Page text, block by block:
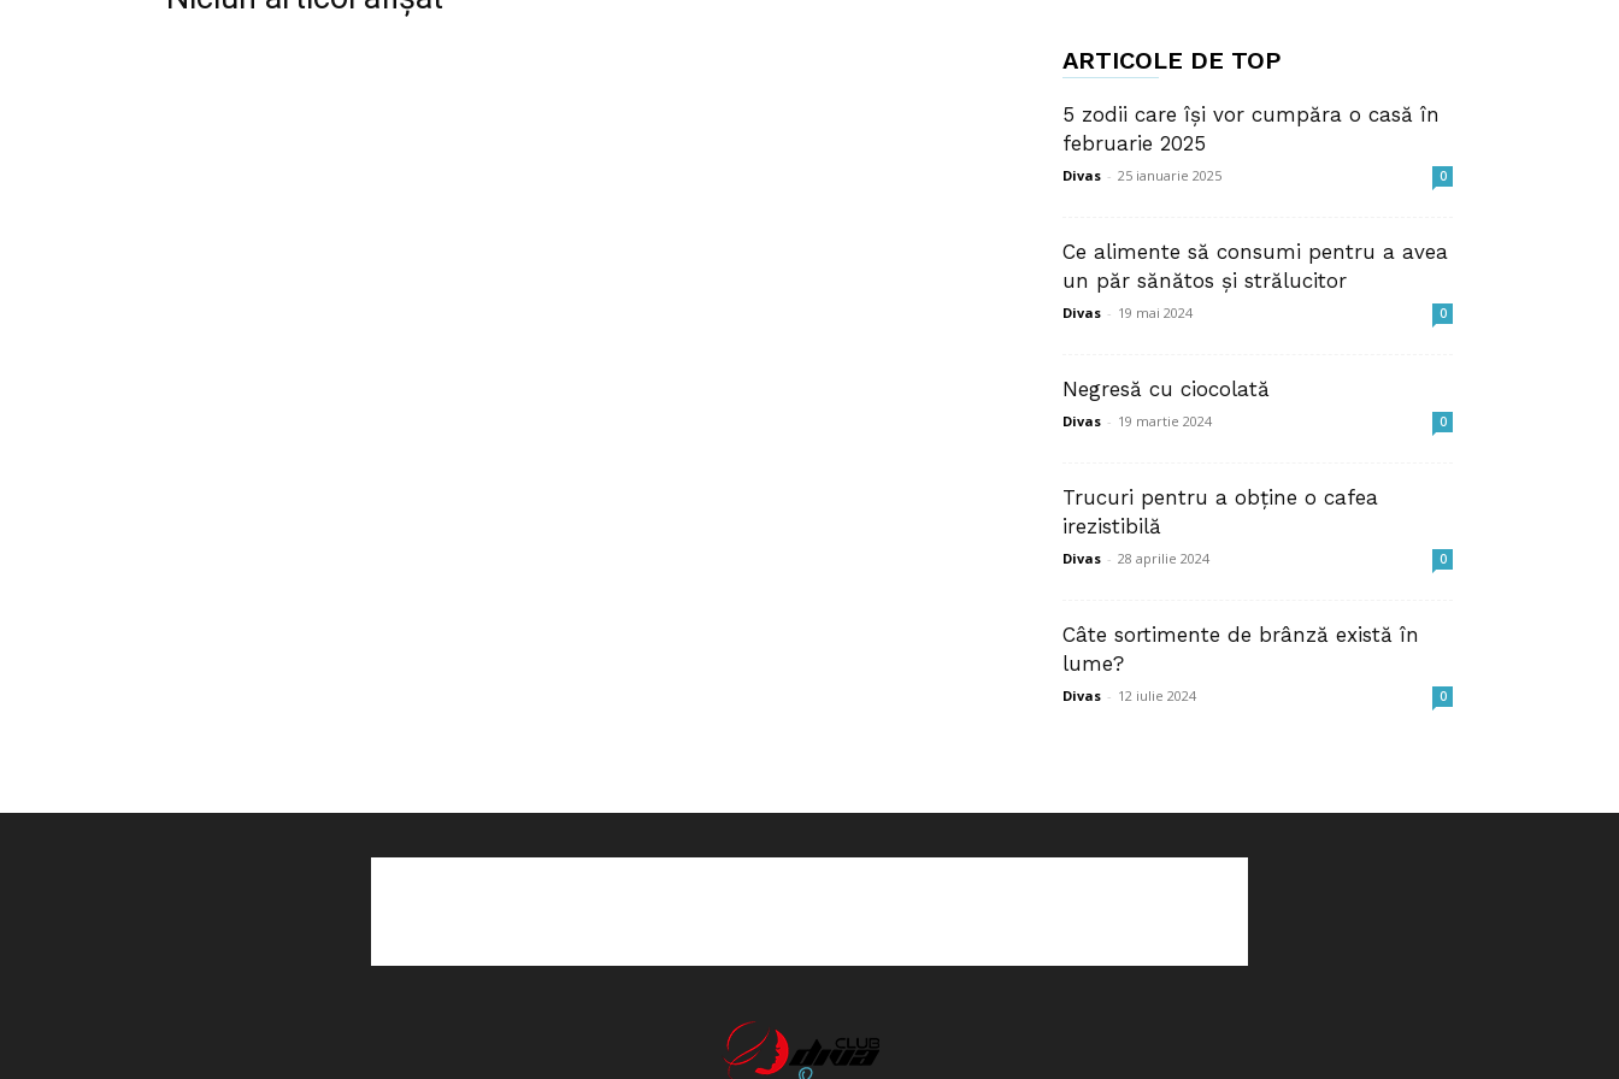
ARTICOLE DE TOP
5 zodii care își vor cumpăra o casă în
februarie 2025
Divas - 25 ianuarie 2025 0
Ce alimente să consumi pentru a avea
un păr sănătos și strălucitor
Divas - 19 mai 2024 0
Negresă cu ciocolată
Divas - 19 martie 2024 0
Trucuri pentru a obține o cafea
irezistibilă
Divas - 28 aprilie 2024 0
Câte sortimente de brânză există în
lume?
Divas - 12 iulie 2024 0